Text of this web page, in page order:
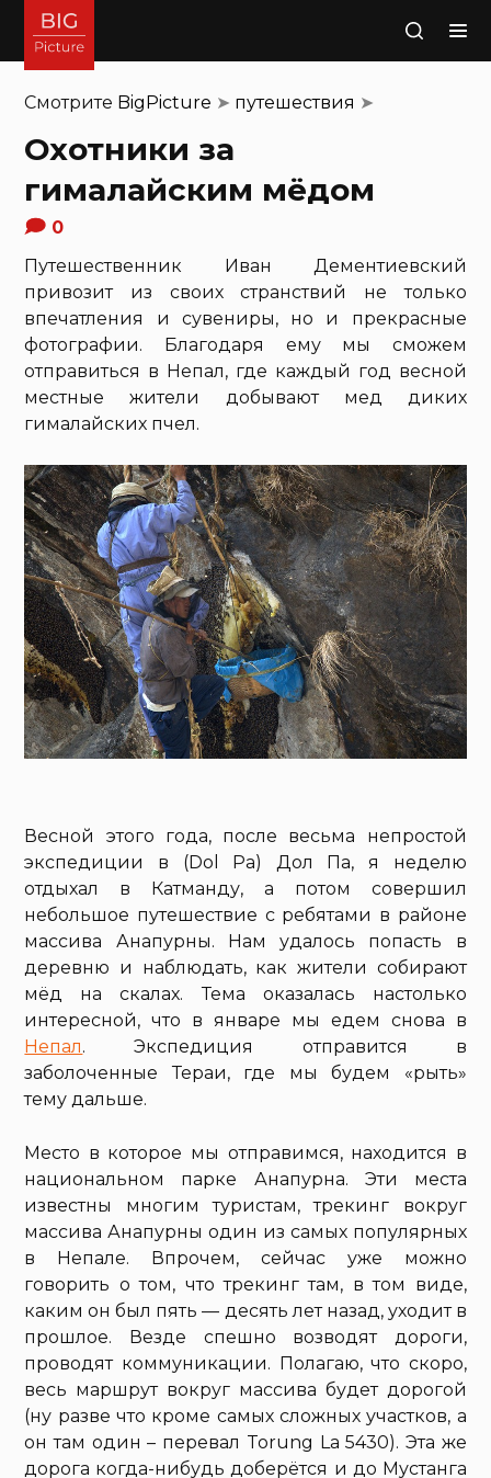
Поиск
Смотрите BigPicture ➤ путешествия ➤
Охотники за
гималайским мёдом
0
Путешественник Иван Дементиевский
привозит из своих странствий не только
впечатления и сувениры, но и прекрасные
фотографии. Благодаря ему мы сможем
отправиться в Непал, где каждый год весной
местные жители добывают мед диких
гималайских пчел.
Весной этого года, после весьма непростой
экспедиции в (Dol Pa) Дол Па, я неделю
отдыхал в Катманду, а потом совершил
небольшое путешествие с ребятами в районе
массива Анапурны. Нам удалось попасть в
деревню и наблюдать, как жители собирают
мёд на скалах. Тема оказалась настолько
интересной, что в январе мы едем снова в
Непал. Экспедиция отправится в
заболоченные Тераи, где мы будем «рыть»
тему дальше.
Место в которое мы отправимся, находится в
национальном парке Анапурна. Эти места
известны многим туристам, трекинг вокруг
массива Анапурны один из самых популярных
в Непале. Впрочем, сейчас уже можно
говорить о том, что трекинг там, в том виде,
каким он был пять — десять лет назад, уходит в
прошлое. Везде спешно возводят дороги,
проводят коммуникации. Полагаю, что скоро,
весь маршрут вокруг массива будет дорогой
(ну разве что кроме самых сложных участков, а
он там один – перевал Torung La 5430). Эта же
дорога когда-нибудь доберётся и до Мустанга